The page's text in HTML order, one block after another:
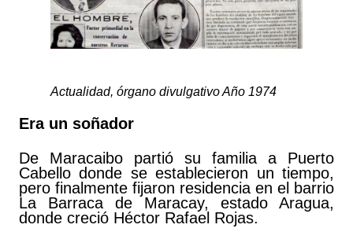
Actualidad, órgano divulgativo Año 1974
Era un soñador
De Maracaibo partió su familia a Puerto
Cabello donde se establecieron un tiempo,
pero finalmente fijaron residencia en el barrio
La Barraca de Maracay, estado Aragua,
donde creció Héctor Rafael Rojas.